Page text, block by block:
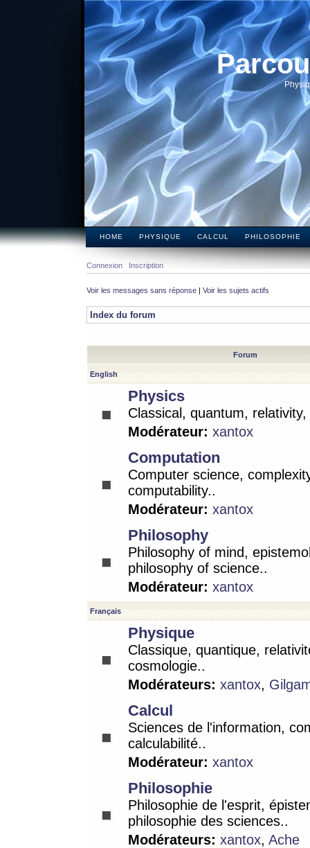
HOME PHYSIQUE CALCUL PHILOSOPHIE
Connexion Inscription
Voir les messages sans réponse | Voir les sujets actifs
Index du forum
Forum
English
Physics
Classical, quantum,
Modérateur: xantox
Computation
Computer science,
computability..
Modérateur: xantox
Philosophy
Philosophy of mind,
philosophy of science..
Modérateur: xantox
Français
Physique
Classique, quantique,
cosmologie..
Modérateurs: xantox,
Calcul
Sciences de l'information,
calculabilité..
Modérateur: xantox
Philosophie
Philosophie de l'esprit,
philosophie des sciences..
Modérateurs: xantox, Ache